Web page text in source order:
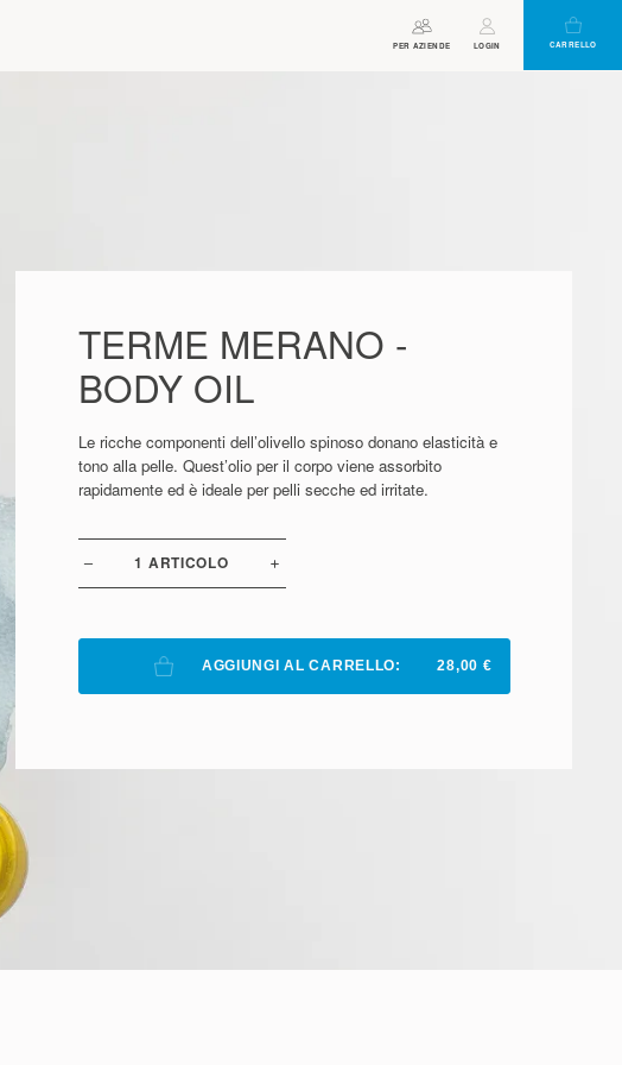
ASSISTENTE BUONO CARRELLO
PER AZIENDE LOGIN
TERME MERANO -
BODY OIL
Le ricche componenti dell’olivello spinoso donano elasticità e
tono alla pelle. Quest’olio per il corpo viene assorbito
rapidamente ed è ideale per pelli secche ed irritate.
1 ARTICOLO
AGGIUNGI AL CARRELLO: 28,00 €